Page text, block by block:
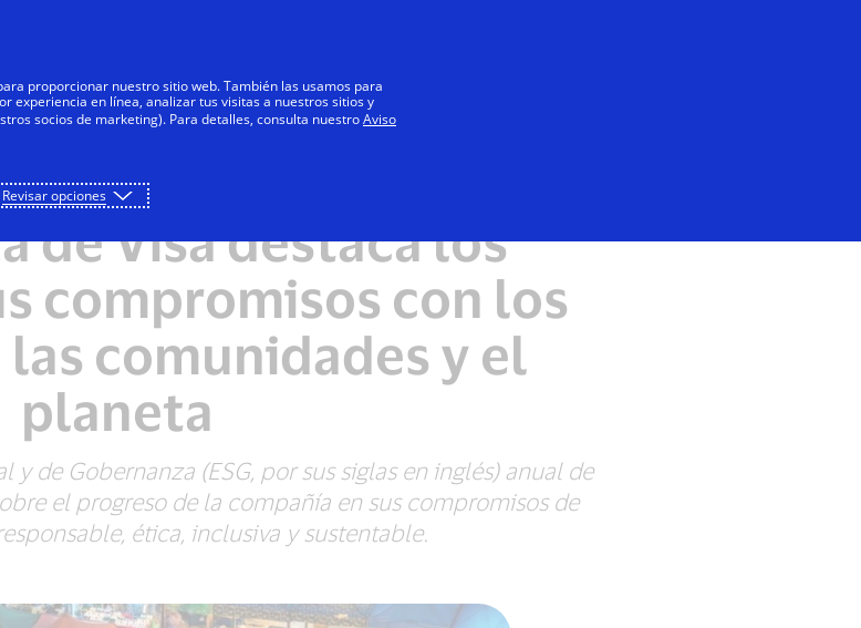
Negocios Innovadores Todos
Social y de
de Visa destaca los
compromisos con los
comunidades y el
planeta
de Gobernanza (ESG, por sus siglas en inglés) anual de
el progreso de la compañía en sus compromisos de
ética, inclusiva y sustentable.
proporcionar nuestro sitio web. También las usamos para
experiencia en línea, analizar tus visitas a nuestros sitios y
socios de marketing). Para detalles, consulta nuestroAviso
Revisar opciones